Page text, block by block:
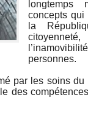
longtemps
concepts
la
personnes.
par les soins
des